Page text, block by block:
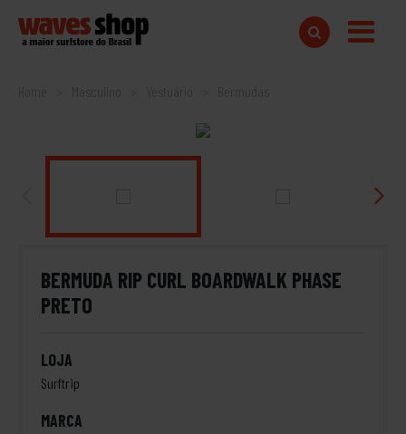
Home Bermudas
BERMUDA RIP CURL BOARDWALK PHASE
PRETO
LOJA
Surftrip
MARCA